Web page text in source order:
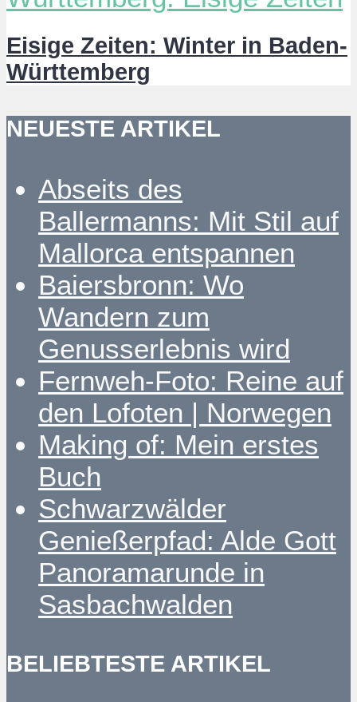
Eisige Zeiten: Winter in Baden-
Württemberg
NEUESTE ARTIKEL
Abseits des
Ballermanns: Mit Stil auf
Mallorca entspannen
Baiersbronn: Wo
Wandern zum
Genusserlebnis wird
Fernweh-Foto: Reine auf
den Lofoten | Norwegen
Making of: Mein erstes
Buch
Schwarzwälder
Genießerpfad: Alde Gott
Panoramarunde in
Sasbachwalden
BELIEBTESTE ARTIKEL